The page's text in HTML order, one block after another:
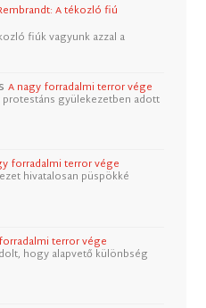
A tékozló fiú
fiúk vagyunk azzal a
A nagy forradalmi terror vége
protestáns gyülekezetben adott
forradalmi terror vége
hivatalosan püspökké
terror vége
hogy alapvető különbség